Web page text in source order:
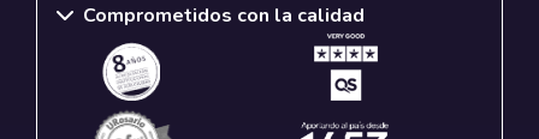
Comprometidos con la calidad